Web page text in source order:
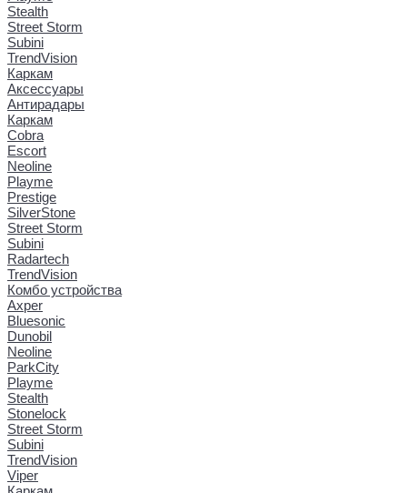
Stealth
Street Storm
Subini
TrendVision
Каркам
Аксессуары
Антирадары
Каркам
Cobra
Escort
Neoline
Playme
Prestige
SilverStone
Street Storm
Subini
Radartech
TrendVision
Комбо устройства
Axper
Bluesonic
Dunobil
Neoline
ParkCity
Playme
Stealth
Stonelock
Street Storm
Subini
TrendVision
Viper